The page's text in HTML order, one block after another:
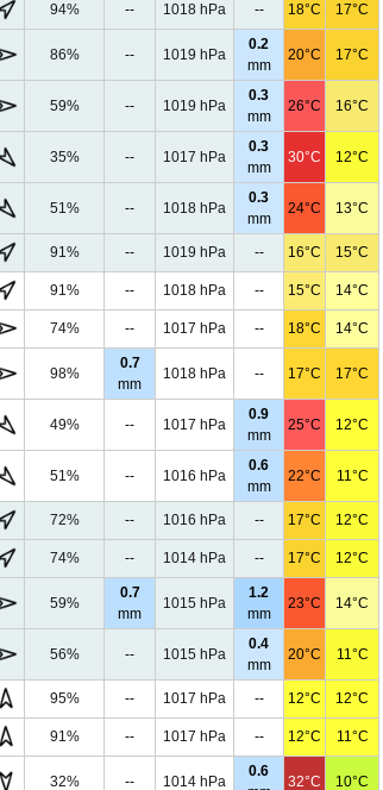
94% -- 1018 hPa -- 18°C 17°C
86% -- 1019 hPa
0.2
mm
20°C 17°C
59% -- 1019 hPa
0.3
mm
26°C 16°C
35% -- 1017 hPa
0.3
mm
30°C 12°C
51% -- 1018 hPa
0.3
mm
24°C 13°C
91% -- 1019 hPa -- 16°C 15°C
91% -- 1018 hPa -- 15°C 14°C
74% -- 1017 hPa -- 18°C 14°C
98%
0.7
mm
1018 hPa -- 17°C 17°C
49% -- 1017 hPa
0.9
mm
25°C 12°C
51% -- 1016 hPa
0.6
mm
22°C 11°C
72% -- 1016 hPa -- 17°C 12°C
74% -- 1014 hPa -- 17°C 12°C
59%
0.7
mm
1015 hPa
1.2
mm
23°C 14°C
56% -- 1015 hPa
0.4
mm
20°C 11°C
95% -- 1017 hPa -- 12°C 12°C
91% -- 1017 hPa -- 12°C 11°C
32% -- 1014 hPa
0.6
32°C 10°C